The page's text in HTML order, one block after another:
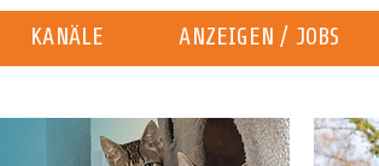
KANÄLE ANZEIGEN / JOBS